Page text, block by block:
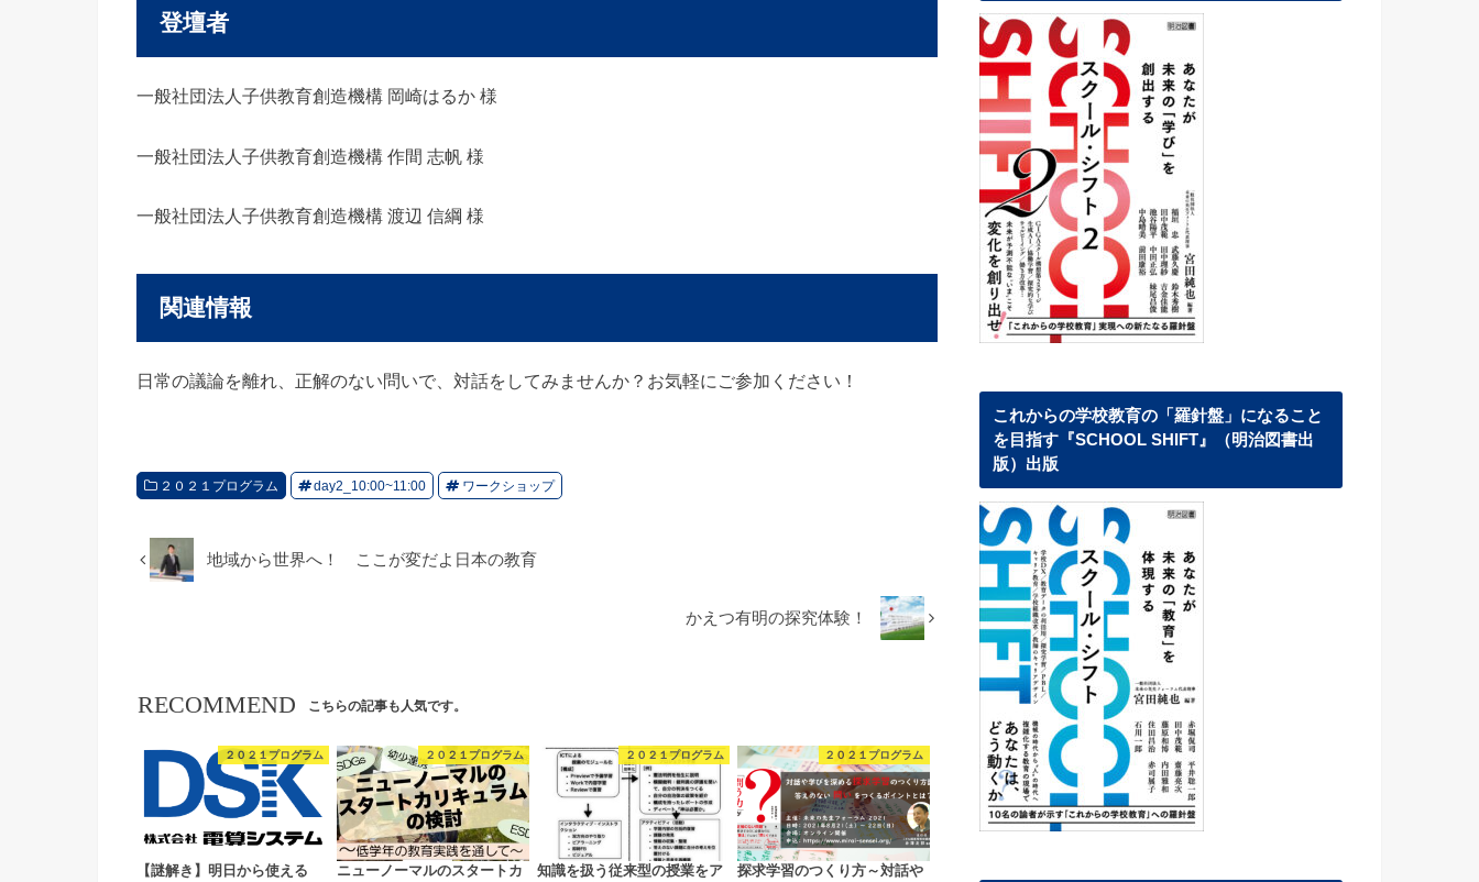
登壇者
一般社団法人子供教育創造機構 岡崎はるか 様
一般社団法人子供教育創造機構 作間 志帆 様
一般社団法人子供教育創造機構 渡辺 信綱 様
関連情報
日常の議論を離れ、正解のない問いで、対話をしてみませんか？お気軽にご参加ください！
２０２１プログラム day2_10:00~11:00 ワークショップ
地域から世界へ！ ここが変だよ日本の教育
かえつ有明の探究体験！
RECOMMEND こちらの記事も人気です。
２０２１プログラム
【謎解き】明⽇から使える
２０２１プログラム
ニューノーマルのスタートカ
２０２１プログラム
知識を扱う従来型の授業をア
２０２１プログラム
探求学習のつくり方～対話や
これからの学校教育の「羅針盤」になること
を目指す『SCHOOL SHIFT』（明治図書出
版）出版